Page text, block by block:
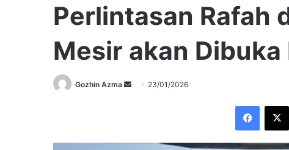
Perlintasan Rafah
Mesir akan
Gozhin Azma
Send 23/01/2026
X